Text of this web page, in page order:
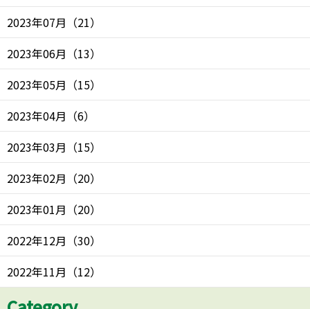
2023年07月 （21）
2023年06月 （13）
2023年05月 （15）
2023年04月 （6）
2023年03月 （15）
2023年02月 （20）
2023年01月 （20）
2022年12月 （30）
2022年11月 （12）